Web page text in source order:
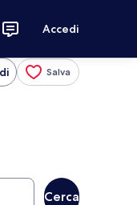
Accedi
Salva
Cerca